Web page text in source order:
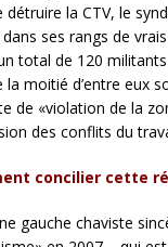
détruire la CTV, le
ses rangs de
total de 120
la moitié d’entre eux
de «violation de la
des conflits du
concilier cette
gauche chaviste